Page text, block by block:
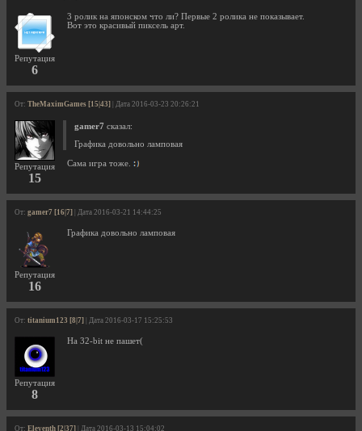
Репутация
6
3 ролик на японском что ли? Первые 2 ролика не показывает.
Вот это красивый пиксель арт.
От: TheMaximGames [15|43] | Дата 2016-03-23 20:26:21
Репутация
15
gamer7 сказал:
Графика довольно ламповая
Сама игра тоже.
От: gamer7 [16|7] | Дата 2016-03-21 14:44:25
Репутация
16
Графика довольно ламповая
От: titanium123 [8|7] | Дата 2016-03-17 15:25:53
Репутация
8
На 32-bit не пашет(
От: Eleventh [2|37] | Дата 2016-03-13 15:04:02